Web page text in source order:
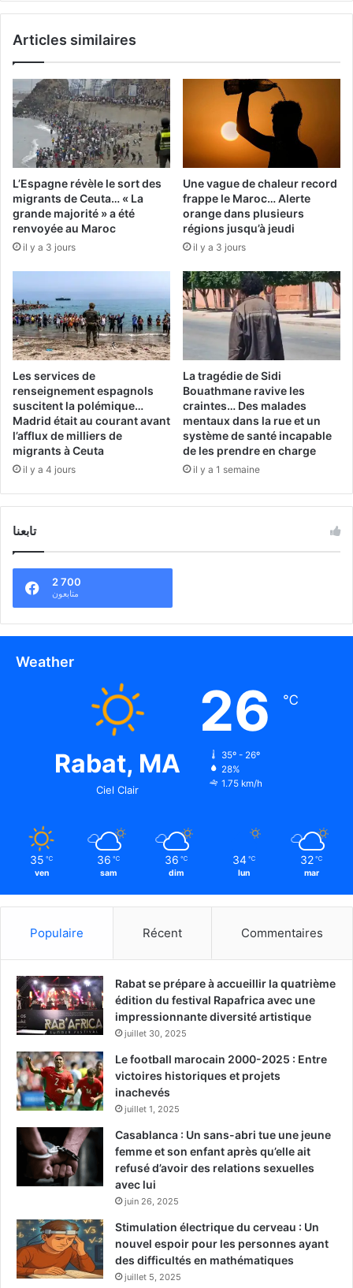
de
noyade
Articles similaires
L’Espagne révèle le sort des
migrants de Ceuta… « La
grande majorité » a été
renvoyée au Maroc
il y a 3 jours
Une vague de chaleur record
frappe le Maroc… Alerte
orange dans plusieurs
régions jusqu’à jeudi
il y a 3 jours
Les services de
renseignement espagnols
suscitent la polémique…
Madrid était au courant avant
l’afflux de milliers de
migrants à Ceuta
il y a 4 jours
La tragédie de Sidi
Bouathmane ravive les
craintes… Des malades
mentaux dans la rue et un
système de santé incapable
de les prendre en charge
il y a 1 semaine
تابعنا
2 700
متابعون
Weather
Rabat, MA
Ciel Clair
26 ℃
35º - 26º
28%
1.75 km/h
35 ℃
ven
36 ℃
sam
36 ℃
dim
34 ℃
lun
32 ℃
mar
Populaire Récent Commentaires
Rabat se prépare à accueillir la quatrième
édition du festival Rapafrica avec une
impressionnante diversité artistique
juillet 30, 2025
Le football marocain 2000-2025 : Entre
victoires historiques et projets
inachevés
juillet 1, 2025
Casablanca : Un sans-abri tue une jeune
femme et son enfant après qu’elle ait
refusé d’avoir des relations sexuelles
avec lui
juin 26, 2025
Stimulation électrique du cerveau : Un
nouvel espoir pour les personnes ayant
des difficultés en mathématiques
juillet 5, 2025